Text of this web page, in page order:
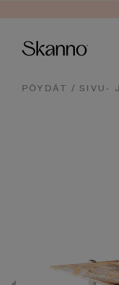
PÖYDÄT / SIVU-